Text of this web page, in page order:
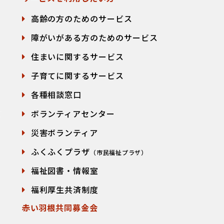
高齢の方のためのサービス
障がいがある方のためのサービス
住まいに関するサービス
子育てに関するサービス
各種相談窓口
ボランティアセンター
災害ボランティア
ふくふくプラザ （市民福祉プラザ）
福祉図書・情報室
福利厚生共済制度
赤い羽根共同募金会